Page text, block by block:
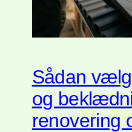
Sådan
og
renovering